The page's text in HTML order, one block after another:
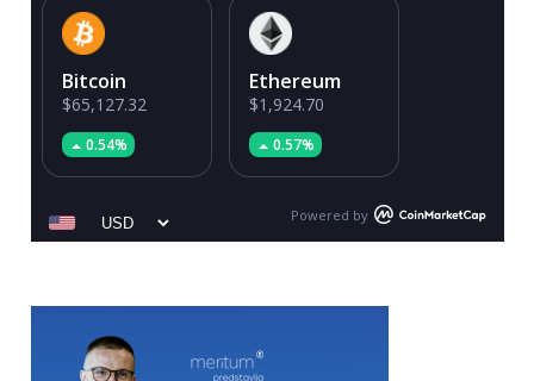
Bitcoin
$65,127.32
0.54%
Ethereum
$1,924.70
0.57%
Powered by